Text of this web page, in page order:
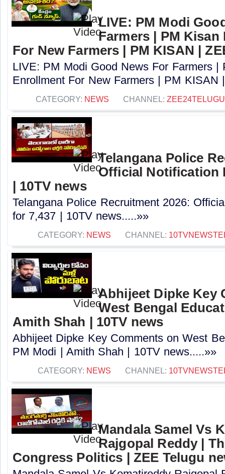
LIVE: PM Modi
Farmers | PM
For New Farmers | PM KISAN |
LIVE: PM Modi Good News For Farmers |
Enrollment For New Farmers | PM KISAN
CATEGORY: NEWS CHANNEL:
Telangana Police
Official Notification
| 10TV news
Telangana Police Recruitment 2026:
for 7,437 | 10TV news.....»»
CATEGORY: NEWS CHANNEL:
Abhijeet Dipke Key
West Bengal
Amith Shah | 10TV news
Abhijeet Dipke Key Comments on West
PM Modi | Amith Shah | 10TV news.....»»
CATEGORY: NEWS CHANNEL:
Mandala Samel Vs
Rajgopal Reddy |
Congress Politics | ZEE Telugu